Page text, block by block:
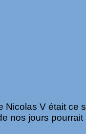
Nicolas V était ce
nos jours